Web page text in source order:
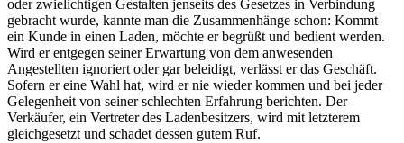
oder zwielichtigen Gestalten jenseits des Gesetzes in Verbindung
gebracht wurde, kannte man die Zusammenhänge schon: Kommt
ein Kunde in einen Laden, möchte er begrüßt und bedient werden.
Wird er entgegen seiner Erwartung von dem anwesenden
Angestellten ignoriert oder gar beleidigt, verlässt er das Geschäft.
Sofern er eine Wahl hat, wird er nie wieder kommen und bei jeder
Gelegenheit von seiner schlechten Erfahrung berichten. Der
Verkäufer, ein Vertreter des Ladenbesitzers, wird mit letzterem
gleichgesetzt und schadet dessen gutem Ruf.